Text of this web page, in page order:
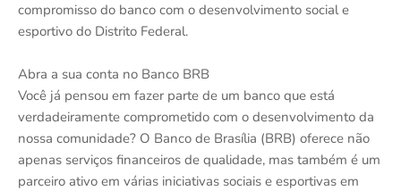
compromisso do banco com o desenvolvimento social e
esportivo do Distrito Federal.
Abra a sua conta no Banco BRB
Você já pensou em fazer parte de um banco que está
verdadeiramente comprometido com o desenvolvimento da
nossa comunidade? O Banco de Brasília (BRB) oferece não
apenas serviços financeiros de qualidade, mas também é um
parceiro ativo em várias iniciativas sociais e esportivas em